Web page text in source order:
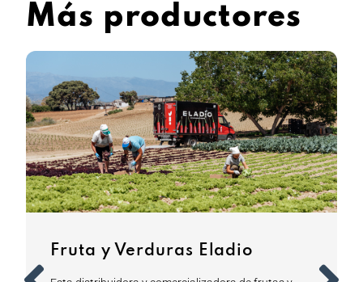
Más productores
Fruta y Verduras Eladio